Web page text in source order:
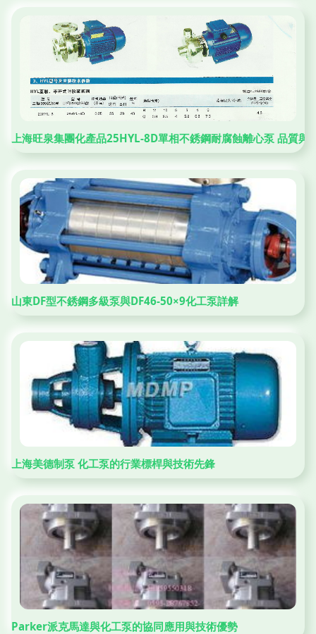
上海旺泉集團化產品25HYL-8D單相不銹鋼耐腐蝕離心泵 品質與
山東DF型不銹鋼多級泵與DF46-50×9化工泵詳解
上海美德制泵 化工泵的行業標桿與技術先鋒
Parker派克馬達與化工泵的協同應用與技術優勢